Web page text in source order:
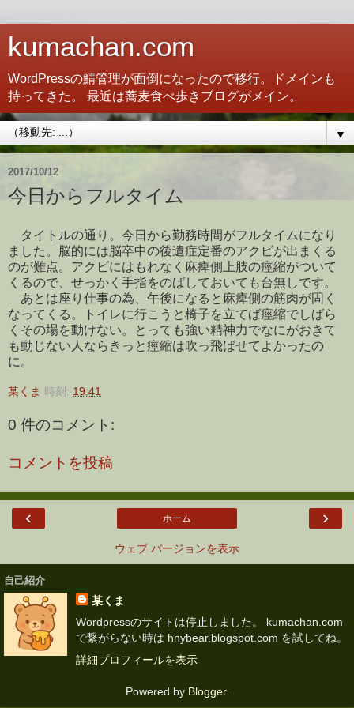
kumachan.com
WordPressの鯖管理が面倒になったので移行。ドメインも
持ってきた。 最近は蕎麦食べ歩きブログがメイン。
▼
2017/10/12
今日からフルタイム
タイトルの通り。今日から勤務時間がフルタイムになり
ました。脳的には脳卒中の後遺症定番のアクビが出まくる
のが難点。アクビにはもれなく麻痺側上肢の痙縮がついて
くるので、せっかく手指をのばしておいても台無しです。
あとは座り仕事の為、午後になると麻痺側の筋肉が固く
なってくる。トイレに行こうと椅子を立てば痙縮でしばら
くその場を動けない。とっても強い精神力でなにがおきて
も動じない人ならきっと痙縮は吹っ飛ばせてよかったの
に。
某くま 時刻: 19:41
0 件のコメント:
コメントを投稿
‹ ›
ホーム
ウェブ バージョンを表示
自己紹介
某くま
Wordpressのサイトは停止しました。 kumachan.com
で繋がらない時は hnybear.blogspot.com を試してね。
詳細プロフィールを表示
Powered by Blogger.